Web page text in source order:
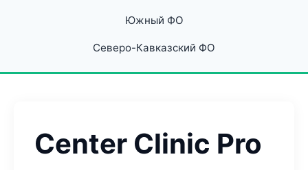
Южный ФО
Северо-Кавказский ФО
Center Clinic Pro